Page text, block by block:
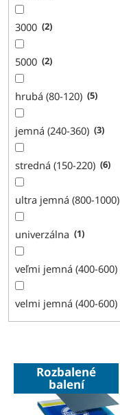
3000 2
5000 2
hrubá (80-120) 5
jemná (240-360) 3
stredná (150-220) 6
ultra jemná (800-1000)
univerzálna 1
veľmi jemná (400-600)
velmi jemná (400-600)
V
p
Rozbalené
balení